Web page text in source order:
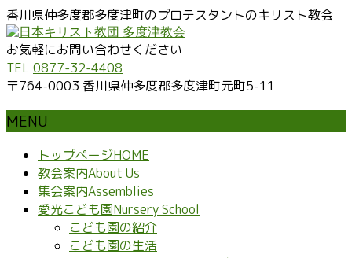
香川県仲多度郡多度津町のプロテスタントのキリスト教会
お気軽にお問い合わせください
TEL 0877-32-4408
〒764-0003 香川県仲多度郡多度津町元町5-11
MENU
トップページHOME
教会案内About Us
集会案内Assemblies
愛光こども園Nursery School
こども園の紹介
こども園の生活